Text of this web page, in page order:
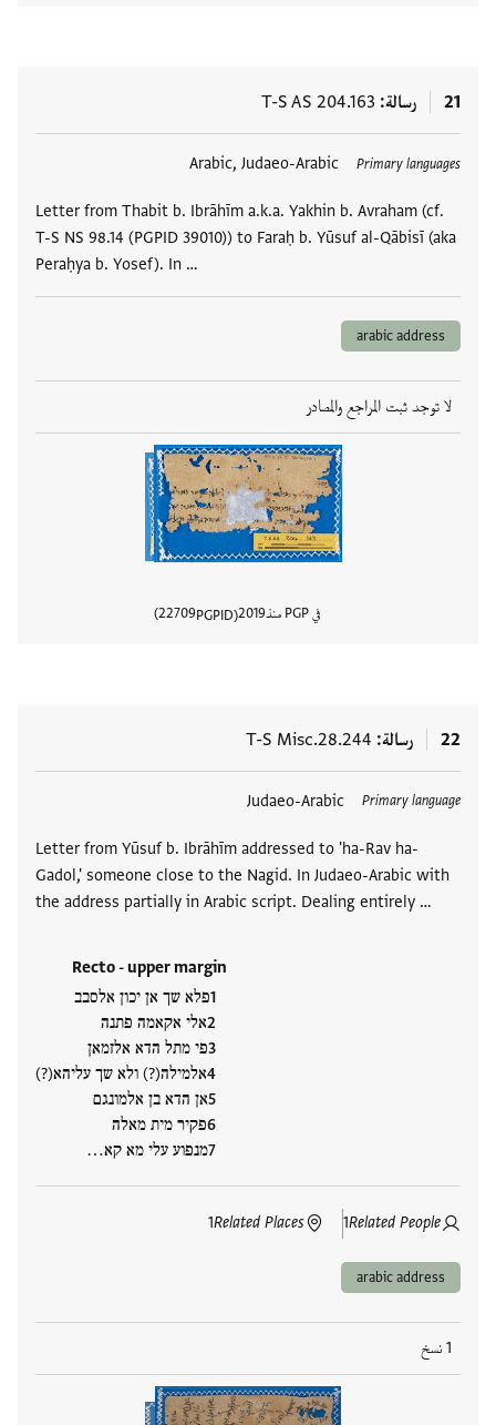
21 رسالة T-S AS 204.163
Primary languages
Arabic, Judaeo-Arabic
Letter from Thabit b. Ibrāhīm a.k.a. Yakhin b. Avraham (cf.
T-S NS 98.14 (PGPID 39010)) to Faraḥ b. Yūsuf al-Qābisī (aka
Peraḥya b. Yosef). In …
العلامات
arabic address
لا توجد ثبت المراجع والمصادر
في PGP منذ 2019
PGPID
22709
22 رسالة T-S Misc.28.244
Primary language
Judaeo-Arabic
Letter from Yūsuf b. Ibrāhīm addressed to 'ha-Rav ha-
Gadol,' someone close to the Nagid. In Judaeo-Arabic with
the address partially in Arabic script. Dealing entirely …
Recto - upper margin
פלא שך אן יכון אלסבב
אלי אקאמה פתנה
פי מתל הדא אלזמאן
אלמילה(?) ולא שך עליהא(?)
אן הדא בן אלמונגם
פקיר מית מאלה
מנפוע עלי מא קא…
Related People
1
Related Places
1
العلامات
arabic address
1 نسخ